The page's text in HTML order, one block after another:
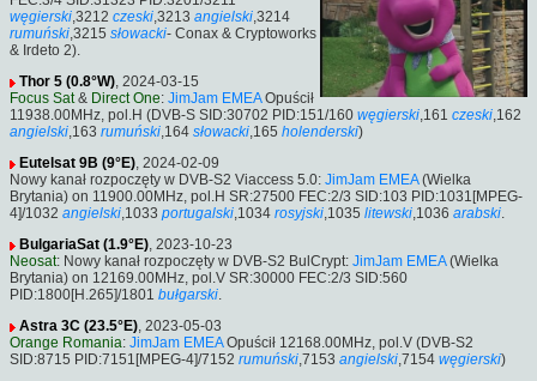
węgierski,3212 czeski,3213 angielski,3214
rumuński,3215 słowacki- Conax & Cryptoworks
& Irdeto 2).
Thor 5 (0.8°W), 2024-03-15
Focus Sat& Direct One: JimJam EMEAOpuścił
11938.00MHz, pol.H (DVB-S SID:30702 PID:151/160 węgierski,161 czeski,162
angielski,163 rumuński,164 słowacki,165 holenderski)
Eutelsat 9B (9°E), 2024-02-09
Nowy kanał rozpoczęty w DVB-S2 Viaccess 5.0: JimJam EMEA(Wielka
Brytania) on 11900.00MHz, pol.H SR:27500 FEC:2/3 SID:103 PID:1031[MPEG-
4]/1032 angielski,1033 portugalski,1034 rosyjski,1035 litewski,1036 arabski.
BulgariaSat (1.9°E), 2023-10-23
Neosat: Nowy kanał rozpoczęty w DVB-S2 BulCrypt: JimJam EMEA(Wielka
Brytania) on 12169.00MHz, pol.V SR:30000 FEC:2/3 SID:560
PID:1800[H.265]/1801 bułgarski.
Astra 3C (23.5°E), 2023-05-03
Orange Romania: JimJam EMEAOpuścił 12168.00MHz, pol.V (DVB-S2
SID:8715 PID:7151[MPEG-4]/7152 rumuński,7153 angielski,7154 węgierski)